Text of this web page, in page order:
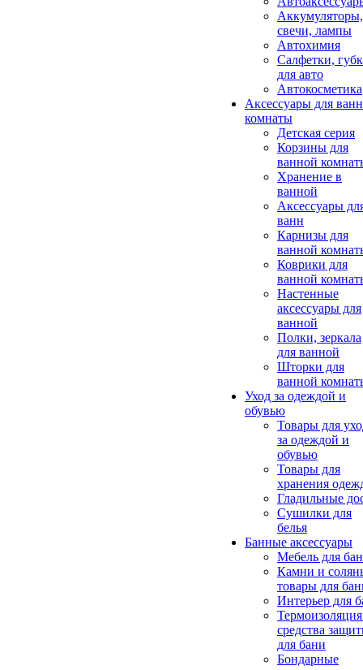
Аккумуляторы,
свечи, лампы
Автохимия
Салфетки,
для авто
Автокосметика
Аксессуары для
комнаты
Детская серия
Корзины для
ванной
Хранение в
ванной
Аксессуары
ванн
Карнизы для
ванной
Коврики для
ванной
Настенные
аксессуары для
ванной
Полки, зеркала
для ванной
Шторки для
ванной
Уход за одеждой и
обувью
Товары для
за одеждой и
обувью
Товары для
хранения
Гладильные
Сушилки для
белья
Банные аксессуары
Мебель для
Камни и
товары для
Интерьер для
средства
для бани
Бондарные